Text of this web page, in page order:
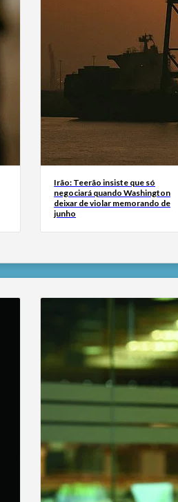
Irão: Teerão insiste que só
negociará quando Washington
deixar de violar memorando de
junho